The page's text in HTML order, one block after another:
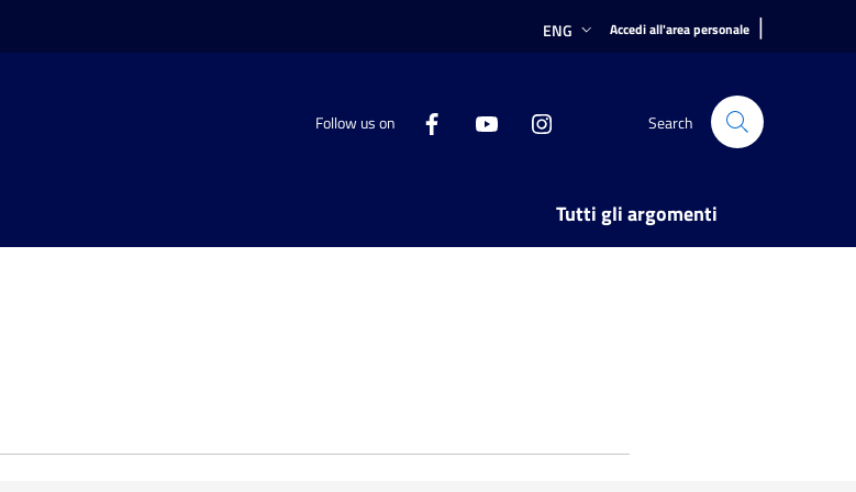
ENG Accedi all'area personale |
Follow us on Search
Tutti gli argomenti